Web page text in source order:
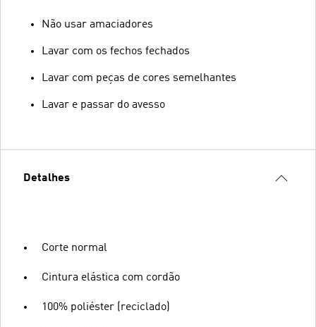
Não usar amaciadores
Lavar com os fechos fechados
Lavar com peças de cores semelhantes
Lavar e passar do avesso
Detalhes
Corte normal
Cintura elástica com cordão
100% poliéster (reciclado)